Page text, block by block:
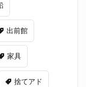
出前館
家具
捨てアド